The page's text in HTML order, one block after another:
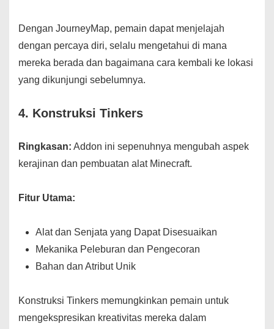
Dengan JourneyMap, pemain dapat menjelajah
dengan percaya diri, selalu mengetahui di mana
mereka berada dan bagaimana cara kembali ke lokasi
yang dikunjungi sebelumnya.
4. Konstruksi Tinkers
Ringkasan: Addon ini sepenuhnya mengubah aspek
kerajinan dan pembuatan alat Minecraft.
Fitur Utama:
Alat dan Senjata yang Dapat Disesuaikan
Mekanika Peleburan dan Pengecoran
Bahan dan Atribut Unik
Konstruksi Tinkers memungkinkan pemain untuk
mengekspresikan kreativitas mereka dalam